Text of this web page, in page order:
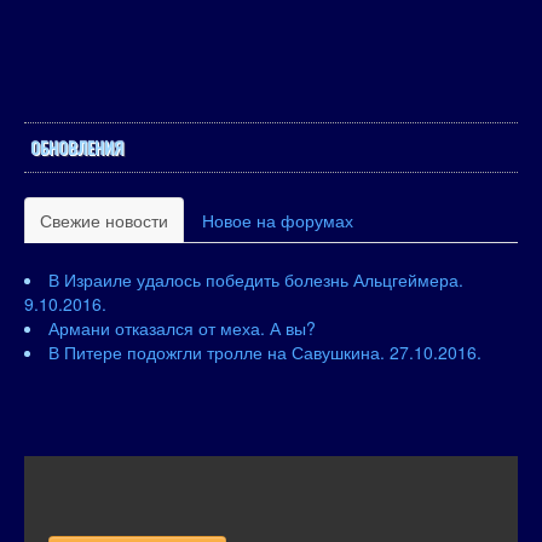
ОБНОВЛЕНИЯ
Свежие новости Новое на форумах
В Израиле удалось победить болезнь Альцгеймера.
9.10.2016.
Армани отказался от меха. А вы?
В Питере подожгли тролле на Савушкина. 27.10.2016.